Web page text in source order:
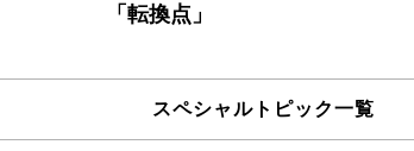
「転換点」
スペシャルトピック一覧